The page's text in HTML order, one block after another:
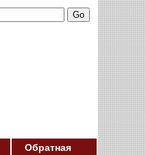
Обратная